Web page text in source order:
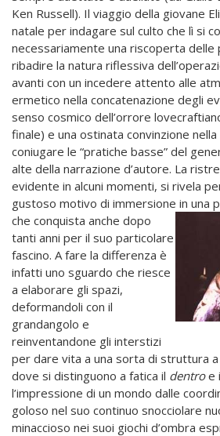
Ken Russell). Il viaggio della giovane
natale per indagare sul culto che lì si
necessariamente una riscoperta delle
ribadire la natura riflessiva
avanti con un incedere attento alle
ermetico nella concatenazione degli
senso cosmico dell’orrore
finale) e una ostinata convinzione
coniugare le “pratiche basse” del
alte della narrazione d’autore. La
evidente in alcuni momenti, si rivela
gustoso motivo di immersione in una
che conquista anche dopo
tanti anni per il suo particolare
fascino. A fare la differenza è
infatti uno sguardo che riesce
a elaborare gli spazi,
deformandoli con il
grandangolo e
reinventandone gli interstizi
per dare vita a una sorta di struttura a
dove si distinguono a fatica il dentroe
l’impressione di un mondo dalle
goloso nel suo continuo snocciolare
minaccioso nei suoi giochi d’ombra